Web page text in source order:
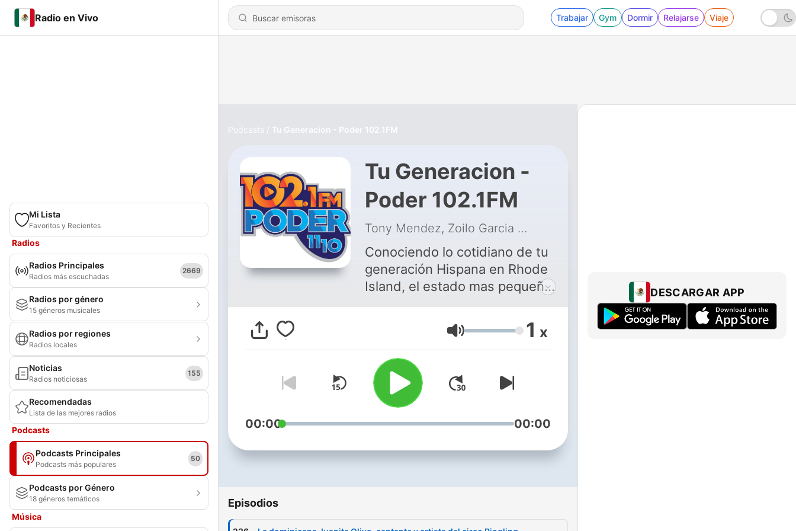
Radio en Vivo Trabajar Gym Dormir Relajarse Viaje
Mi Lista
Favoritos y Recientes
Radios
Radios Principales
Radios más escuchadas
2669
Radios por género
15 géneros musicales
Radios por regiones
Radios locales
Noticias
Radios noticiosas
155
Recomendadas
Lista de las mejores radios
Podcasts
Podcasts Principales
Podcasts más populares
50
Podcasts por Género
18 géneros temáticos
Música
Podcasts Tu Generacion - Poder 102.1FM
Tu Generacion -
Poder 102.1FM
Tony Mendez, Zoilo Garcia |
Conociendo lo cotidiano de tu
generación Hispana en Rhode
Island, el estado mas pequeño
de los Estados Unidos.
Volumen 1 x
00:00 00:00
Episodios
DESCARGAR APP